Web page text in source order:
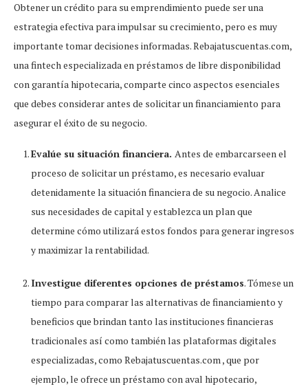
Obtener un crédito para su emprendimiento puede ser una
estrategia efectiva para impulsar su crecimiento, pero es muy
importante tomar decisiones informadas. Rebajatuscuentas.com,
una fintech especializada en préstamos de libre disponibilidad
con garantía hipotecaria, comparte cinco aspectos esenciales
que debes considerar antes de solicitar un financiamiento para
asegurar el éxito de su negocio.
Evalúe su situación financiera. Antes de embarcarseen el
proceso de solicitar un préstamo, es necesario evaluar
detenidamente la situación financiera de su negocio. Analice
sus necesidades de capital y establezca un plan que
determine cómo utilizará estos fondos para generar ingresos
y maximizar la rentabilidad.
Investigue diferentes opciones de préstamos. Tómese un
tiempo para comparar las alternativas de financiamiento y
beneficios que brindan tanto las instituciones financieras
tradicionales así como también las plataformas digitales
especializadas, como Rebajatuscuentas.com , que por
ejemplo, le ofrece un préstamo con aval hipotecario,